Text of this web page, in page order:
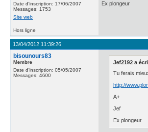
Date d'inscription: 17/06/2007
Messages: 1753
Site web
Ex plongeur
Hors ligne
13/04/2012 11:39:26
bisounours83
Membre
Date d'inscription: 05/05/2007
Messages: 4600
Jef2192 a
Tu ferais
http://
A+
Jef
Ex plongeur